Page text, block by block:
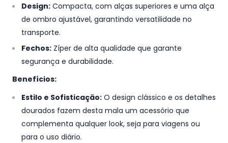
Design: Compacta, com alças superiores e uma alça
de ombro ajustável, garantindo versatilidade no
transporte.
Fechos: Zíper de alta qualidade que garante
segurança e durabilidade.
Benefícios:
Estilo e Sofisticação: O design clássico e os detalhes
dourados fazem desta mala um acessório que
complementa qualquer look, seja para viagens ou
para o uso diário.